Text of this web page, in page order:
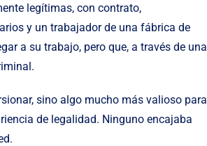
legítimas, con contrato,
y un trabajador de una fábrica de
a su trabajo, pero que, a través de una
sino algo mucho más valioso para
de legalidad. Ninguno encajaba